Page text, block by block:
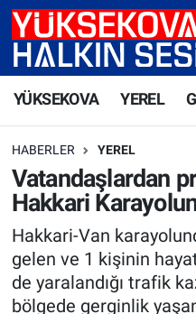
YÜKSEKOVA YEREL
HABERLER YEREL
Vatandaşlardan
Hakkari
Hakkari-Van
gelen ve 1 kişinin
de yaralandığı trafik
bölgede gerginlik
Yüksekova Nöbetçi
Süper Lig Puan
Tüm Manşetler
Son Dakika Haberleri